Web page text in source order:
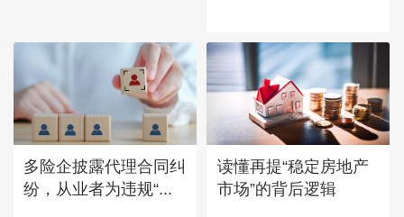
多险企披露代理合同纠
纷，从业者为违规“...
读懂再提“稳定房地产
市场”的背后逻辑